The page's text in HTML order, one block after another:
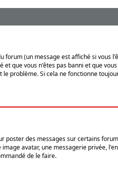
forum (un message est affiché si vous
que vous n'êtes pas banni et que
problème. Si cela ne fonctionne
poster des messages sur certains
avatar, une messagerie privée,
de le faire.